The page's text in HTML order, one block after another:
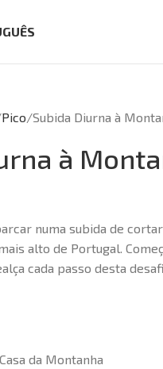
Pico Subida Diurna à
à
numa subida de
alto de Portugal.
cada passo desta
da Montanha